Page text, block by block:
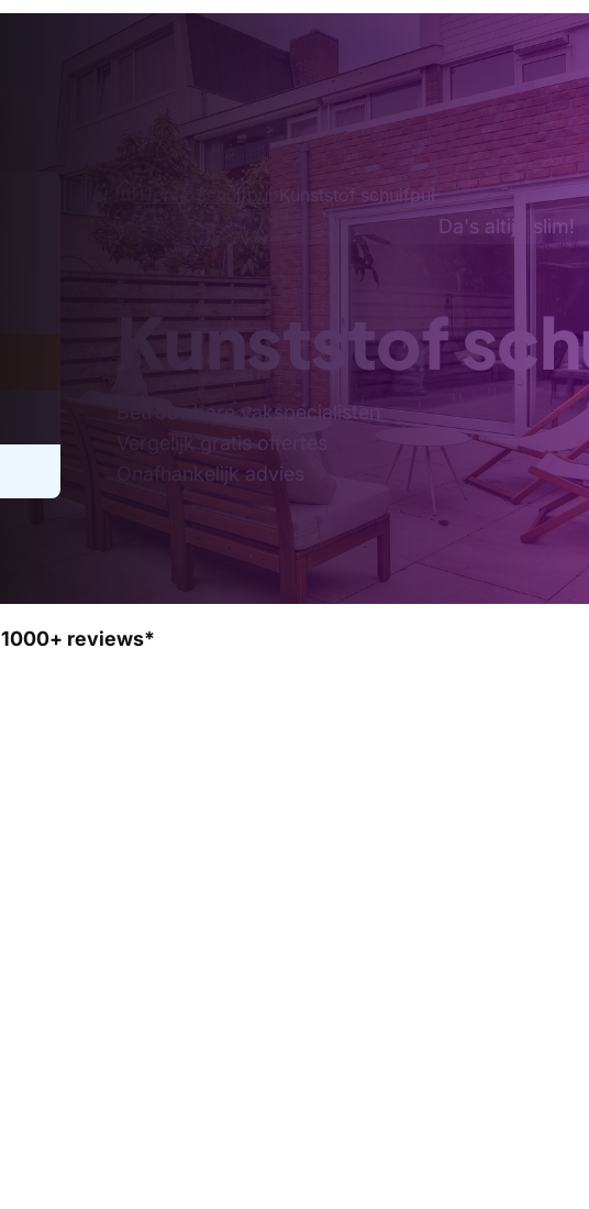
Schuifpui Kunststof schuifpui
Da's altijd slim!
Kunststof
Betrouwbare vakspecialisten
Vergelijk gratis offertes
Onafhankelijk advies
1000+ reviews*